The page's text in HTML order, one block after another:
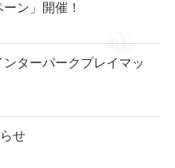
ン」開催！
ンターパークプレイマッ
せ